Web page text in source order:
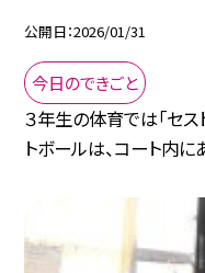
公開日 2026/01/31
今日のできごと
３年生の体育では「セス
トボールは、コート内に